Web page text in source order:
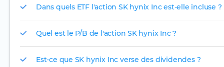
Dans quels ETF l'action SK hynix Inc est-elle incluse ?
Quel est le P/B de l'action SK hynix Inc ?
Est-ce que SK hynix Inc verse des dividendes ?